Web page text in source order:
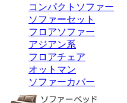
コンパクトソファー
ソファーセット
フロアソファー
アジアン系
フロアチェア
オットマン
ソファーカバー